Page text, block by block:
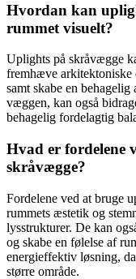
Hvordan kan
rummet visuelt?
Uplights på skråvægge
fremhæve arkitektoniske
samt skabe en
væggen, kan også
behagelig fordelagtig
Hvad er fordelene
skråvægge?
Fordelene ved at bruge
rummets æstetik og
lysstrukturer. De kan
og skabe en følelse af
energieffektiv løsning,
større område.